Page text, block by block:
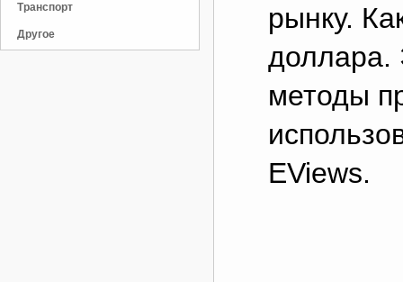
Транспорт
Другое
рынку.
методы
EViews.